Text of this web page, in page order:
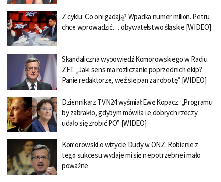
Z cyklu: Co oni gadają? Wpadka numer milion. Petru
chce wprowadzić… obywatelstwo śląskie [WIDEO]
Skandaliczna wypowiedź Komorowskiego w Radiu
ZET. „Jaki sens ma rozliczanie poprzednich ekip?
Panie redaktorze, weź się pan za robotę” [WIDEO]
Dziennikarz TVN24 wyśmiał Ewę Kopacz. „Programu
by zabrakło, gdybym mówiła ile dobrych rzeczy
udało się zrobić PO” [WIDEO]
Komorowski o wizycie Dudy w ONZ: Robienie z
tego sukcesu wydaje mi się niepotrzebne i mało
poważne